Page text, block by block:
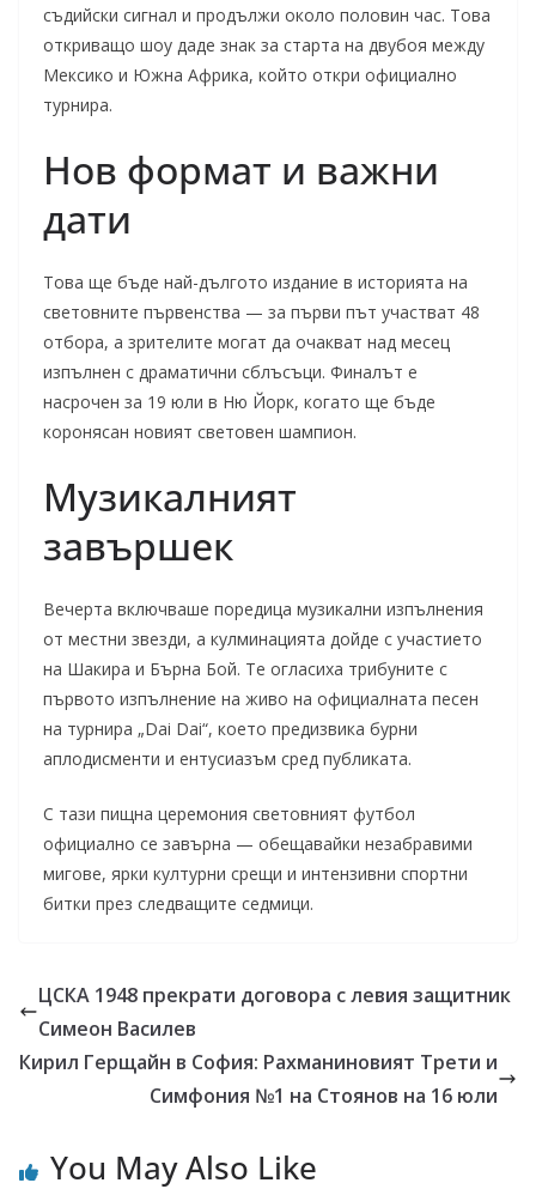
съдийски сигнал и продължи около половин час. Това
откриващо шоу даде знак за старта на двубоя между
Мексико и Южна Африка, който откри официално
турнира.
Нов формат и важни
дати
Това ще бъде най-дългото издание в историята на
световните първенства — за първи път участват 48
отбора, а зрителите могат да очакват над месец
изпълнен с драматични сблъсъци. Финалът е
насрочен за 19 юли в Ню Йорк, когато ще бъде
коронясан новият световен шампион.
Музикалният
завършек
Вечерта включваше поредица музикални изпълнения
от местни звезди, а кулминацията дойдe с участието
на Шакира и Бърна Бой. Те огласиха трибуните с
първото изпълнение на живо на официалната песен
на турнира „Dai Dai“, което предизвика бурни
аплодисменти и ентусиазъм сред публиката.
С тази пищна церемония световният футбол
официално се завърна — обещавайки незабравими
мигове, ярки културни срещи и интензивни спортни
битки през следващите седмици.
ЦСКА 1948 прекрати договора с левия защитник
Симеон Василев
Кирил Герщайн в София: Рахманиновият Трети и
Симфония №1 на Стоянов на 16 юли
You May Also Like